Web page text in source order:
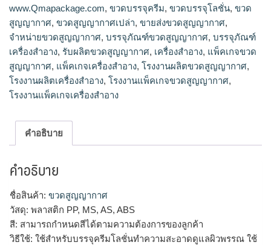
www.Qmapackage.com, ขวดบรรจุครีม, ขวดบรรจุโลชั่น, ขวด
สูญญากาศ, ขวดสูญญากาศเปล่า, ขายส่งขวดสูญญากาศ,
จำหน่ายขวดสูญญากาศ, บรรจุภัณฑ์ขวดสูญญากาศ, บรรจุภัณฑ์
เครื่องสำอาง, รับผลิตขวดสูญญากาศ, เครื่องสำอาง, แพ็คเกจขวด
สูญญากาศ, แพ็คเกจเครื่องสำอาง, โรงงานผลิตขวดสูญญากาศ,
โรงงานผลิตเครื่องสำอาง, โรงงานแพ็คเกจขวดสูญญากาศ,
โรงงานแพ็คเกจเครื่องสำอาง
คำอธิบาย
คำอธิบาย
ชื่อสินค้า: ขวดสูญญากาศ
วัสดุ: พลาสติก PP, MS, AS, ABS
สี: สามารถกำหนดสีได้ตามความต้องการของลูกค้า
วิธีใช้: ใช้สำหรับบรรจุครีมโลชั่นทำความสะอาดดูแลผิวพรรณ ใช้